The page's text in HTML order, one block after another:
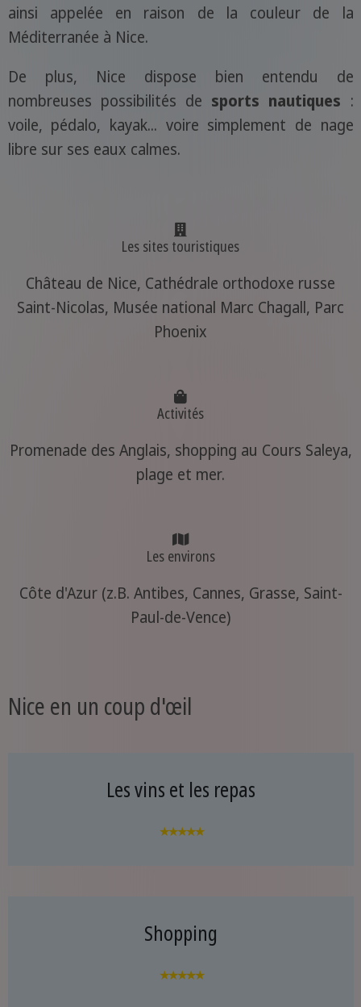
ainsi appelée en raison de la couleur de la
Méditerranée à Nice.
De plus, Nice dispose bien entendu de
nombreuses possibilités de sports nautiques :
voile, pédalo, kayak... voire simplement de nage
libre sur ses eaux calmes.
Les sites touristiques
Château de Nice, Cathédrale orthodoxe russe
Saint-Nicolas, Musée national Marc Chagall, Parc
Phoenix
Activités
Promenade des Anglais, shopping au Cours Saleya,
plage et mer.
Les environs
Côte d'Azur (z.B. Antibes, Cannes, Grasse, Saint-
Paul-de-Vence)
Nice en un coup d'œil
Les vins et les repas
★★★★★
Shopping
★★★★★